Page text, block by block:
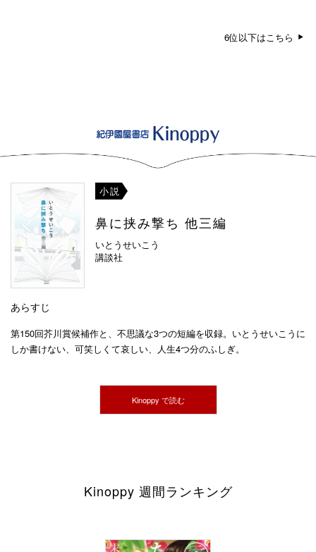
6位以下はこちら
小説
鼻に挟み撃ち 他三編
いとうせいこう
講談社
あらすじ
第150回芥川賞候補作と、不思議な3つの短編を収録。いとうせいこうに
しか書けない、可笑しくて哀しい、人生4つ分のふしぎ。
Kinoppy で読む
Kinoppy 週間ランキング